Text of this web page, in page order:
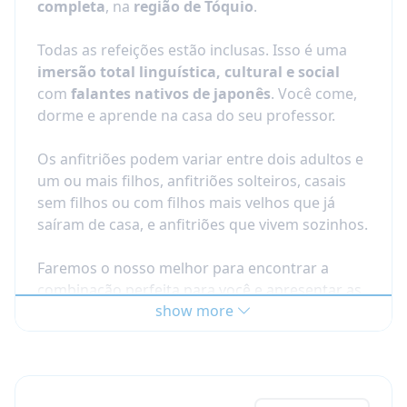
ao ambiente local. Ao reservar seu curso de
idioma particular na casa do professor, você
pode escolher entre15, 20 ou 25 horas de
aulas de japonês.
Supervisão Mais Próxima (<18
anos) As aulas na casa do
professor são adequadas para
meu filho ou adolescente?
Com certeza. Nós asseguramos que seu filho
muito dele, de sua segurança e bem-estar. O
professor também adaptará o curso de línguas
às habilidades e necessidades específicas da
O preço das opções de lazer inclui:
visitas
acompanhadas, transporte e taxas de entrada,
quando aplicáveis
completa, na região de Tóquio.
Todas as refeições estão inclusas. Isso é uma
imersão total linguística, cultural e social
com falantes nativos de japonês. Você come,
dorme e aprende na casa do seu professor.
Os anfitriões podem variar entre dois adultos e
um ou mais filhos, anfitriões solteiros, casais
sem filhos ou com filhos mais velhos que já
saíram de casa, e anfitriões que vivem sozinhos.
Faremos o nosso melhor para encontrar a
combinação perfeita para você e apresentar as
melhores opções.As famílias estão
localizadas em Tóquio.
show more